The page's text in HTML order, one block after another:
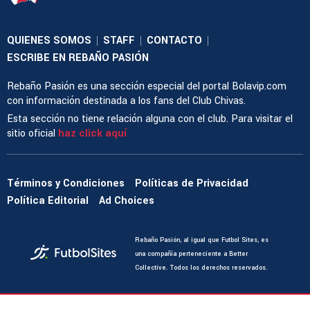
QUIENES SOMOS | STAFF | CONTACTO |
ESCRIBE EN REBAÑO PASIÓN
Rebaño Pasión es una sección especial del portal Bolavip.com
con información destinada a los fans del Club Chivas.
Esta sección no tiene relación alguna con el club. Para visitar el
sitio oficial haz click aquí
Términos y Condiciones
Políticas de Privacidad
Política Editorial
Ad Choices
Rebaño Pasión, al igual que Futbol Sites, es
una compañía perteneciente a Better
Collective. Todos los derechos reservados.